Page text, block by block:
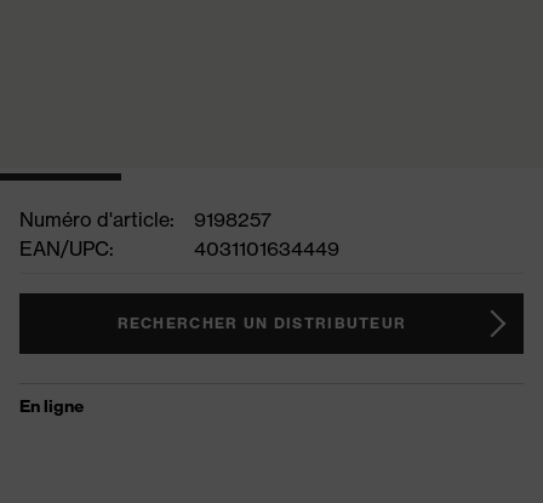
Numéro d'article:
9198257
EAN/UPC:
4031101634449
RECHERCHER UN DISTRIBUTEUR